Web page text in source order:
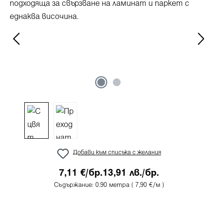
Добави към списъка с желания
7,11 €/бр.13,91 лв./бр.
Съдържание: 0.90 метра ( 7,90 €/м )